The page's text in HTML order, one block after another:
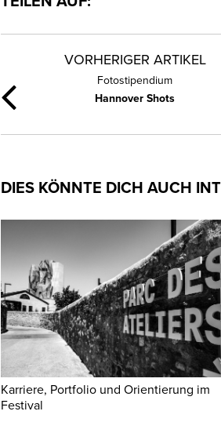
VORHERIGER ARTIKEL
Fotostipendium
Hannover Shots
DIES KÖNNTE DICH AUCH
Karriere, Portfolio und Orientierung im
Festival